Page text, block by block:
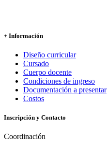
+ Información
Diseño curricular
Cursado
Cuerpo docente
Condiciones de ingreso
Documentación a presentar
Costos
Inscripción y Contacto
Coordinación